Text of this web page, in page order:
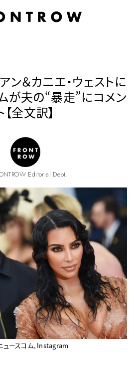
ン＆カニエ・ウェストに
が夫の“暴走”にコメン
【全文訳】
Editorial Dept.
ュースコム、Instagram